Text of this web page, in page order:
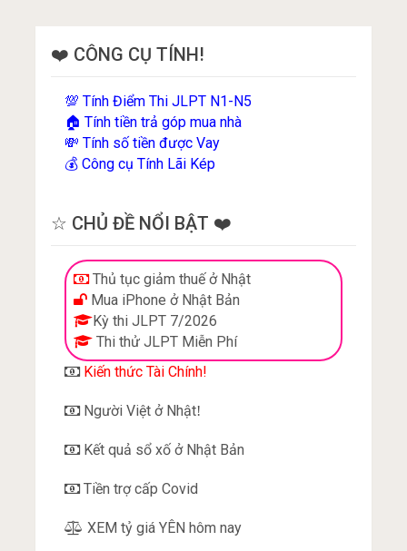
❤️ CÔNG CỤ TÍNH!
💯Tính Điểm Thi JLPT N1-N5
🏠Tính tiền trả góp mua nhà
💸Tính số tiền được Vay
💰Công cụ Tính Lãi Kép
☆ CHỦ ĐỀ NỔI BẬT ❤️
Thủ tục giảm thuế ở Nhật
Mua iPhone ở Nhật Bản
Kỳ thi JLPT 7/2026
Thi thử JLPT Miễn Phí
Kiến thức Tài Chính!
Người Việt ở Nhật!
Kết quả sổ xố ở Nhật Bản
Tiền trợ cấp Covid
XEM tỷ giá YÊN hôm nay